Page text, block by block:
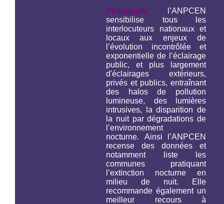
Pédagogie :
l’ANPCEN
sensibilise tous les
interlocuteurs nationaux et
locaux aux enjeux de
l’évolution incontrôlée et
exponentielle de l’éclairage
public, et plus largement
d'éclairages extérieurs,
privés et publics, entraînant
des halos de pollution
lumineuse, des lumières
intrusives, la disparition de
la nuit par dégradations de
l’environnement
nocturne. Ainsi l’ANPCEN
recense des données et
notamment liste les
communes pratiquant
l’extinction nocturne en
milieu de nuit. Elle
recommande également un
meilleur recours à